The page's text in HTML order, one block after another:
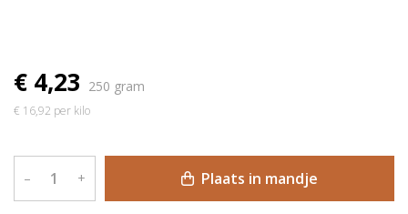
€ 4,23 250 gram
€ 16,92 per kilo
– + Plaats in mandje